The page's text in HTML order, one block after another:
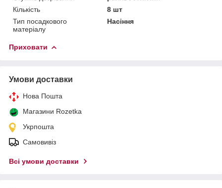
Кількість
8 шт
Тип посадкового
матеріалу
Насіння
Приховати
Умови доставки
Нова Пошта
Магазини Rozetka
Укрпошта
Самовивіз
Всі умови доставки